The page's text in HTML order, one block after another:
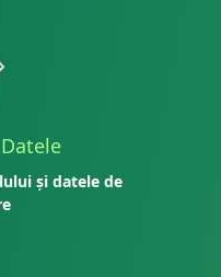
și datele de